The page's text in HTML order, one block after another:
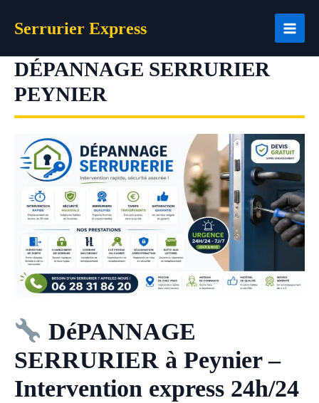
Serrurier Express
DÉPANNAGE SERRURIER
PEYNIER
DéPANNAGE
SERRURIER à Peynier –
Intervention express 24h/24